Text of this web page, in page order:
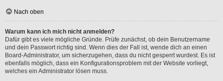
Nach oben
Warum kann ich mich nicht anmelden?
Dafür gibt es viele mögliche Gründe. Prüfe zunächst, ob dein Benutzername
und dein Passwort richtig sind. Wenn dies der Fall ist, wende dich an einen
Board-Administrator, um sicherzugehen, dass du nicht gesperrt wurdest. Es ist
ebenfalls möglich, dass ein Konfigurationsproblem mit der Website vorliegt,
welches ein Administrator lösen muss.